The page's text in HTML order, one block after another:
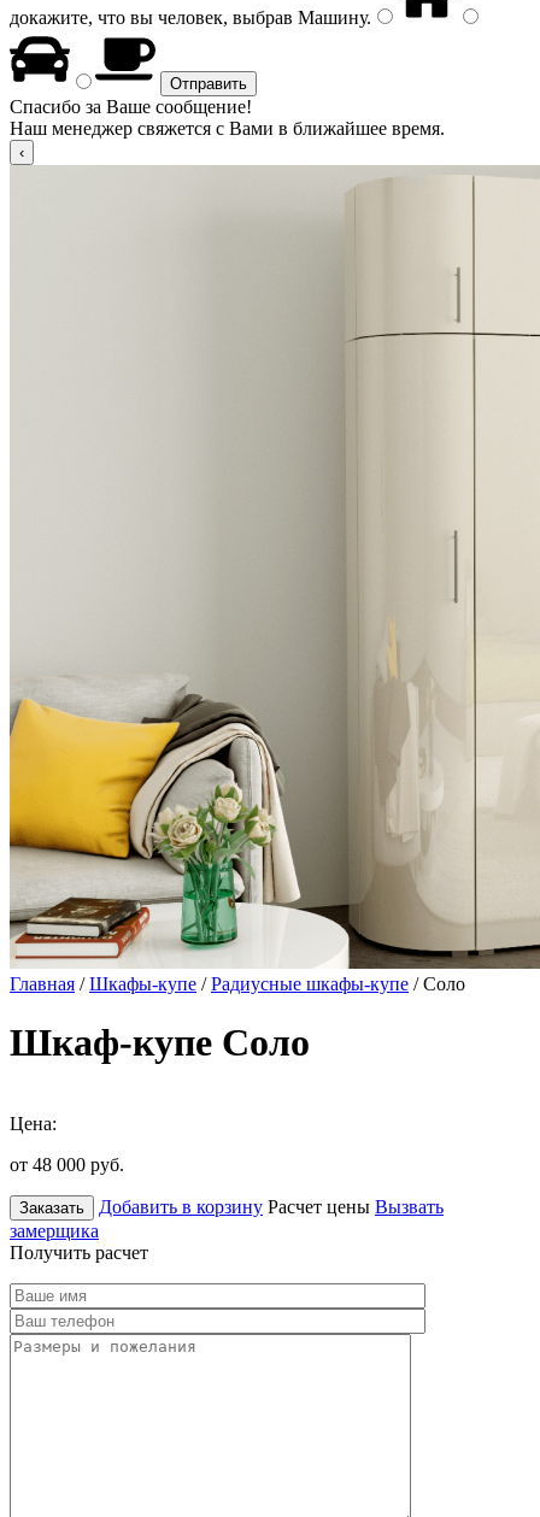
докажите, что вы человек, выбрав Машину.
Спасибо за Ваше сообщение!
Наш менеджер свяжется с Вами в ближайшее время.
Главная /Шкафы-купе /Радиусные шкафы-купе / Соло
Шкаф-купе Соло
Цена:
от 48 000 руб.
Заказать Добавить в корзину Расчет цены Вызвать
замерщика
Получить расчет